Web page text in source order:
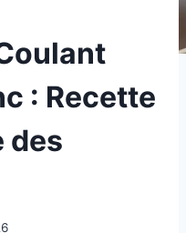
: Recette
des